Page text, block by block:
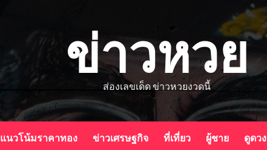
ข่าวหวย
ส่องเลขเด็ด ข่าวหวยงวดนี้
แนวโน้มราคาทอง ข่าวเศรษฐกิจ ที่เที่ยว ผู้ชาย ดูดวง